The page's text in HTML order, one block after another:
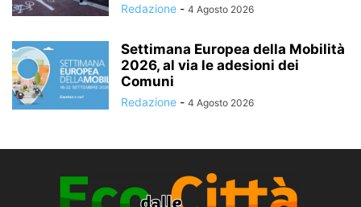
Redazione - 4 Agosto 2026
Settimana Europea della Mobilità
2026, al via le adesioni dei
Comuni
Redazione - 4 Agosto 2026